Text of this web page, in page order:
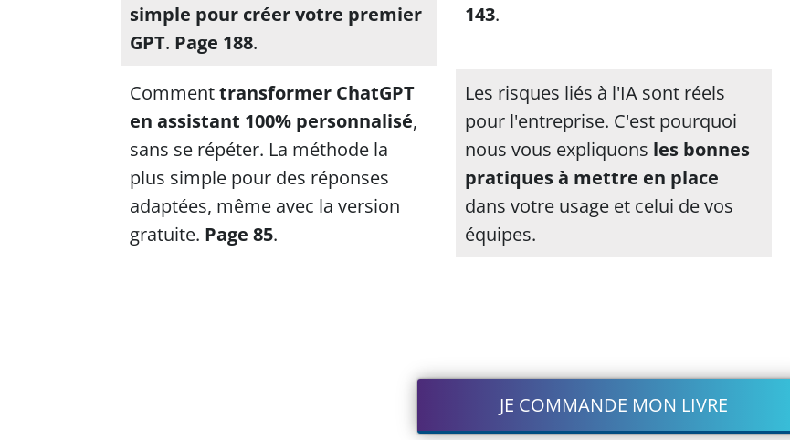
simple pour créer votre premier
GPT. Page 188.
143.
Commenttransformer ChatGPT
en assistant 100% personnalisé,
sans se répéter. La méthode la
plus simple pour des réponses
adaptées, même avec la version
gratuite. Page 85.
Les risques liés à l'IA sont réels
pour l'entreprise. C'est pourquoi
nous vous expliquons les bonnes
pratiques à mettre en place
dans votre usage et celui de vos
équipes.
JE COMMANDE MON LIVRE